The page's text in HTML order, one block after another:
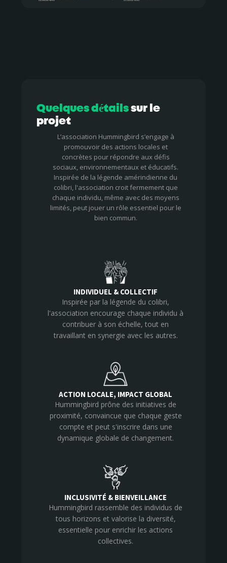
Quelques détailssur le
projet
L’association Hummingbird s’engage à
promouvoir des actions locales et
concrètes pour répondre aux défis
sociaux, environnementaux et éducatifs.
Inspirée de la légende amérindienne du
colibri, l'association croit fermement que
chaque individu, même avec des moyens
limités, peut jouer un rôle essentiel pour le
bien commun.
INDIVIDUEL & COLLECTIF
Inspirée par la légende du colibri,
l'association encourage chaque individu à
contribuer à son échelle, tout en
travaillant en synergie avec les autres.
ACTION LOCALE, IMPACT GLOBAL
Hummingbird prône des initiatives de
proximité, convaincue que chaque geste
compte et peut s'inscrire dans une
dynamique globale de changement.
INCLUSIVITÉ & BIENVEILLANCE
Hummingbird rassemble des individus de
tous horizons et valorise la diversité,
essentielle pour enrichir les actions
collectives.